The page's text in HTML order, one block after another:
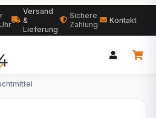
Versand
&
Lieferung
Sichere
Zahlung
Kontakt